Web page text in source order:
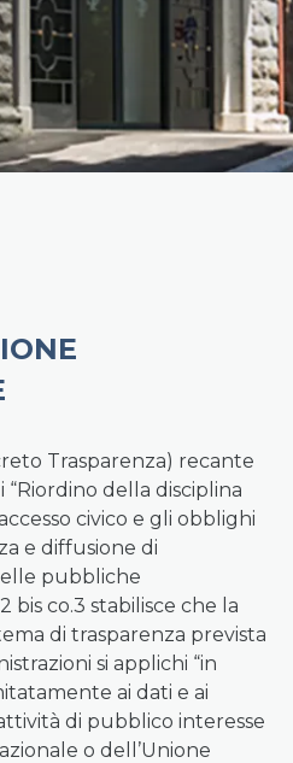
Trasparenza) recante
“Riordino della disciplina
civico e gli obblighi
e diffusione di
pubbliche
bis co.3 stabilisce che la
di trasparenza prevista
si applichi “in
ai dati e ai
di pubblico interesse
o dell’Unione